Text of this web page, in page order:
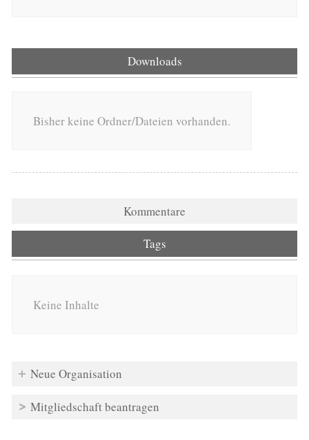
Downloads
Bisher keine Ordner/Dateien vorhanden.
Kommentare
Tags
Keine Inhalte
Neue Organisation
Mitgliedschaft beantragen